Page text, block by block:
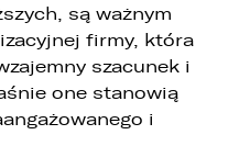
są ważnym
firmy, która
szacunek i
one stanowią
i
osobowych
przepisów